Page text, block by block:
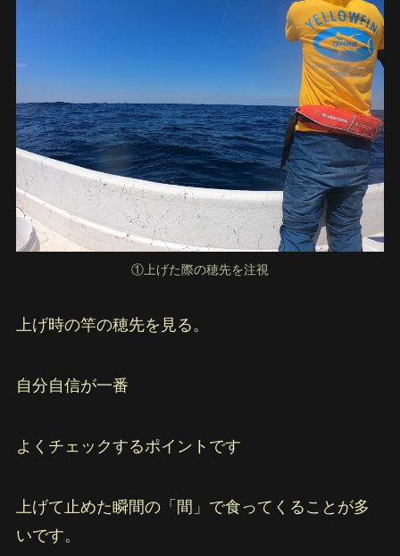
①上げた際の穂先を注視
上げ時の竿の穂先を見る。
自分自信が一番
よくチェックするポイントです
上げて止めた瞬間の「間」で食ってくることが多
いです。